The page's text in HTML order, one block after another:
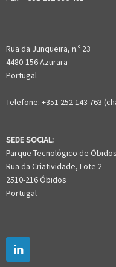
Rua da Junqueira, n.º 23
4480-156 Azurara
Portugal
Telefone: +351 252 143 763
SEDE SOCIAL:
Parque Tecnológico de Óbidos
Rua da Criatividade, Lote 2
2510-216 Óbidos
Portugal